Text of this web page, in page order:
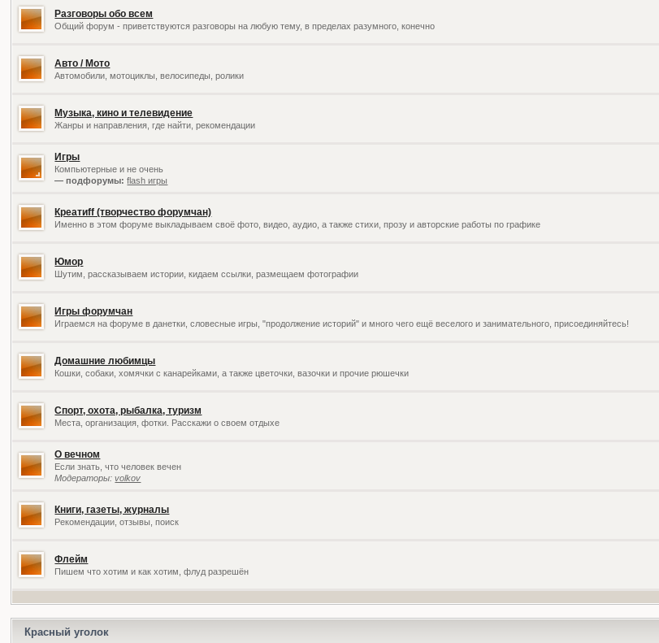
Разговоры обо всем
Общий форум - приветствуются разговоры на любую тему, в пределах разумного, конечно
Авто / Мото
Автомобили, мотоциклы, велосипеды, ролики
Музыка, кино и телевидение
Жанры и направления, где найти, рекомендации
Игры
Компьютерные и не очень
— подфорумы: flash игры
Креатиff (творчество форумчан)
Именно в этом форуме выкладываем своё фото, видео, аудио, а также стихи, прозу и авторские работы по графике
Юмор
Шутим, рассказываем истории, кидаем ссылки, размещаем фотографии
Игры форумчан
Играемся на форуме в данетки, словесные игры, "продолжение историй" и много чего ещё веселого и занимательного, присоединяйтесь!
Домашние любимцы
Кошки, собаки, хомячки с канарейками, а также цветочки, вазочки и прочие рюшечки
Спорт, охота, рыбалка, туризм
Места, организация, фотки. Расскажи о своем отдыхе
О вечном
Если знать, что человек вечен
Модераторы:volkov
Книги, газеты, журналы
Рекомендации, отзывы, поиск
Флейм
Пишем что хотим и как хотим, флуд разрешён
Красный уголок